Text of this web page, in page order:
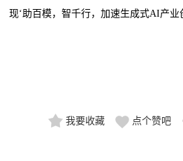
现‘助百模，智千行，加速生成式AI产业
我要收藏 点个赞吧